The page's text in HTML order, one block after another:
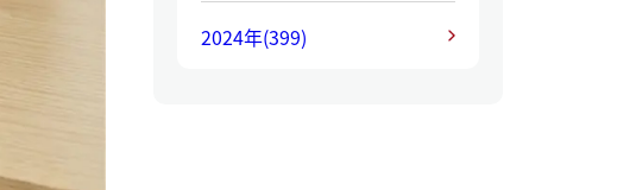
2024年(399)